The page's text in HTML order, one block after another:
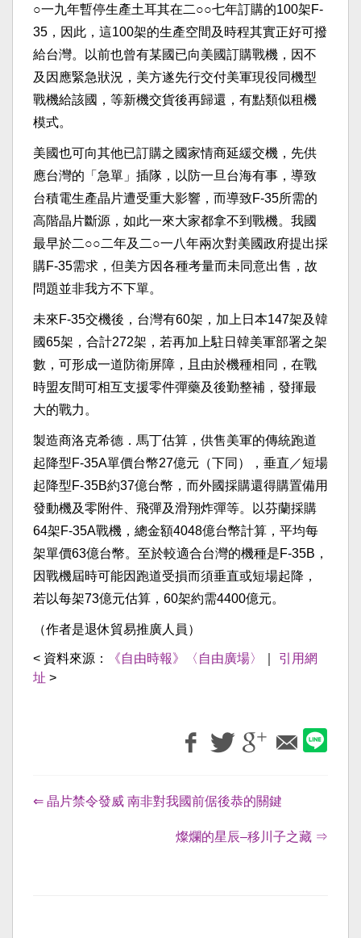
○一九年暫停生產土耳其在二○○七年訂購的100架F-
35，因此，這100架的生產空間及時程其實正好可撥
給台灣。以前也曾有某國已向美國訂購戰機，因不
及因應緊急狀況，美方遂先行交付美軍現役同機型
戰機給該國，等新機交貨後再歸還，有點類似租機
模式。
美國也可向其他已訂購之國家情商延緩交機，先供
應台灣的「急單」插隊，以防一旦台海有事，導致
台積電生產晶片遭受重大影響，而導致F-35所需的
高階晶片斷源，如此一來大家都拿不到戰機。我國
最早於二○○二年及二○一八年兩次對美國政府提出採
購F-35需求，但美方因各種考量而未同意出售，故
問題並非我方不下單。
未來F-35交機後，台灣有60架，加上日本147架及韓
國65架，合計272架，若再加上駐日韓美軍部署之架
數，可形成一道防衛屏障，且由於機種相同，在戰
時盟友間可相互支援零件彈藥及後勤整補，發揮最
大的戰力。
製造商洛克希德．馬丁估算，供售美軍的傳統跑道
起降型F-35A單價台幣27億元（下同），垂直／短場
起降型F-35B約37億台幣，而外國採購還得購置備用
發動機及零附件、飛彈及滑翔炸彈等。以芬蘭採購
64架F-35A戰機，總金額4048億台幣計算，平均每
架單價63億台幣。至於較適合台灣的機種是F-35B，
因戰機屆時可能因跑道受損而須垂直或短場起降，
若以每架73億元估算，60架約需4400億元。
（作者是退休貿易推廣人員）
< 資料來源： 《自由時報》〈自由廣場〉
引用網
址 >
⇐ 晶片禁令發威 南非對我國前倨後恭的關鍵
燦爛的星辰–移川子之藏 ⇒